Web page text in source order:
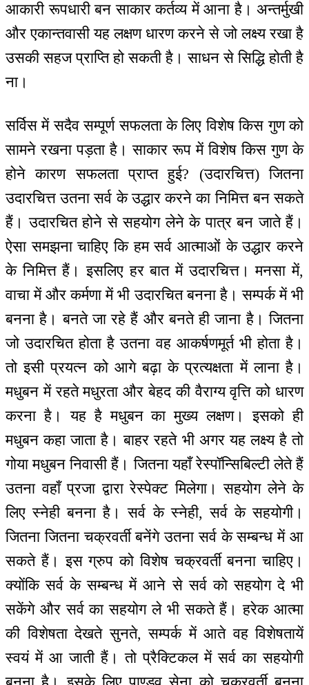
आकारी रूपधारी बन साकार कर्तव्य में आना है। अन्तर्मुखी
और एकान्तवासी यह लक्षण धारण करने से जो लक्ष्य रखा है
उसकी सहज प्राप्ति हो सकती है। साधन से सिद्धि होती है
ना।
सर्विस में सदैव सम्पूर्ण सफलता के लिए विशेष किस गुण को
सामने रखना पड़ता है। साकार रूप में विशेष किस गुण के
होने कारण सफलता प्राप्त हुई? (उदारचित्त) जितना
उदारचित्त उतना सर्व के उद्धार करने का निमित्त बन सकते
हैं। उदारचित होने से सहयोग लेने के पात्र बन जाते हैं।
ऐसा समझना चाहिए कि हम सर्व आत्माओं के उद्धार करने
के निमित्त हैं। इसलिए हर बात में उदारचित्त। मनसा में,
वाचा में और कर्मणा में भी उदारचित बनना है। सम्पर्क में भी
बनना है। बनते जा रहे हैं और बनते ही जाना है। जितना
जो उदारचित होता है उतना वह आकर्षणमूर्त भी होता है।
तो इसी प्रयत्न को आगे बढ़ा के प्रत्यक्षता में लाना है।
मधुबन में रहते मधुरता और बेहद की वैराग्य वृत्ति को धारण
करना है। यह है मधुबन का मुख्य लक्षण। इसको ही
मधुबन कहा जाता है। बाहर रहते भी अगर यह लक्ष्य है तो
गोया मधुबन निवासी हैं। जितना यहाँ रेस्पॉन्सिबिल्टी लेते हैं
उतना वहाँ प्रजा द्वारा रेस्पेक्ट मिलेगा। सहयोग लेने के
लिए स्नेही बनना है। सर्व के स्नेही, सर्व के सहयोगी।
जितना जितना चक्रवर्ती बनेंगे उतना सर्व के सम्बन्ध में आ
सकते हैं। इस ग्रुप को विशेष चक्रवर्ती बनना चाहिए।
क्योंकि सर्व के सम्बन्ध में आने से सर्व को सहयोग दे भी
सकेंगे और सर्व का सहयोग ले भी सकते हैं। हरेक आत्मा
की विशेषता देखते सुनते, सम्पर्क में आते वह विशेषतायें
स्वयं में आ जाती हैं। तो प्रैक्टिकल में सर्व का सहयोगी